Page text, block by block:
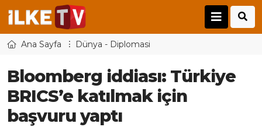
Ana Sayfa Dünya - Diplomasi
Bloomberg iddiası: Türkiye
BRICS’e katılmak için
başvuru yaptı